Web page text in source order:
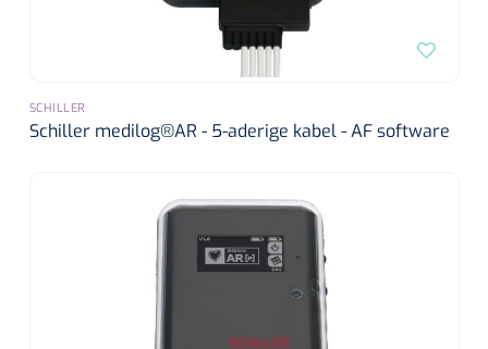
Siliconen verbanden
Diversen
Verbandhaakjes
Nierbekken
SCHILLER
Schiller medilog®AR - 5-aderige kabel - AF software